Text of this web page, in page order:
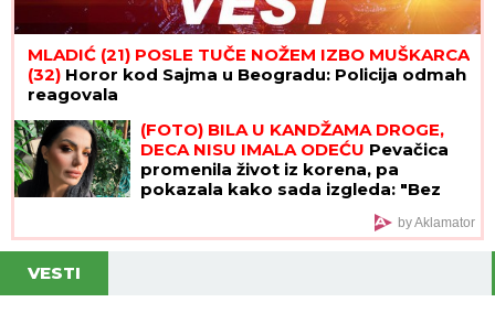
Prvi humanitarni polumaraton u
Sremskoj Mitrovici